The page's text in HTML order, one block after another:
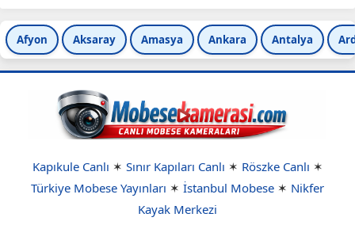
Afyon Aksaray Amasya Ankara Antalya
Kapıkule Canlı ✶ Sınır Kapıları Canlı ✶ Röszke Canlı ✶
Türkiye Mobese Yayınları ✶ İstanbul Mobese ✶ Nikfer
Kayak Merkezi